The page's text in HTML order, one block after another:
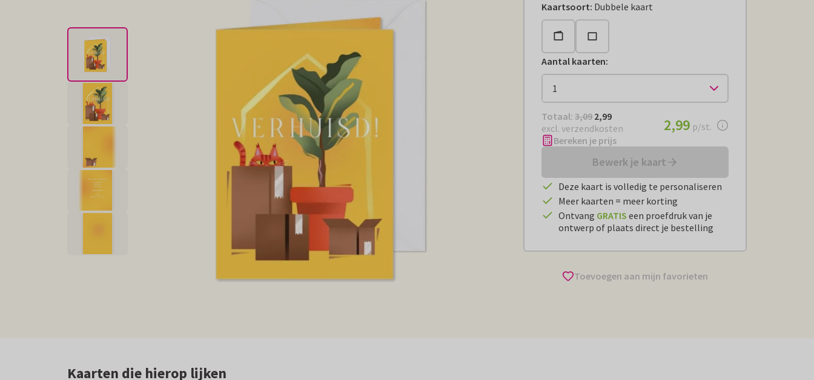
Kaartsoort: Dubbele kaart
Aantal kaarten:
Totaal: € 2,99
Totaal: 3,09 2,99
excl. verzendkosten
€ 2,99per stuk
2,99 p/st.
Bereken je prijs
Bewerk je kaart
Deze kaart is volledig te personaliseren
Meer kaarten = meer korting
Ontvang GRATIS een proefdruk van je
ontwerp of plaats direct je bestelling
Toevoegen aan mijn favorieten
Kaarten die hierop lijken